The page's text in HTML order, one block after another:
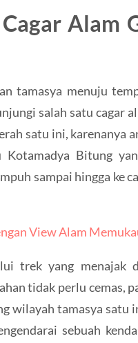
Alam
tamasya menuju
salah satu cagar
satu ini, karenanya
Kotamadya Bitung
sampai hingga ke
View Alam
trek yang menajak
tidak perlu cemas,
wilayah tamasya satu
sebuah